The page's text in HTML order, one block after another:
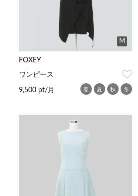
M
FOXEY
ワンピース
9,500 pt/月 春 夏 秋 冬